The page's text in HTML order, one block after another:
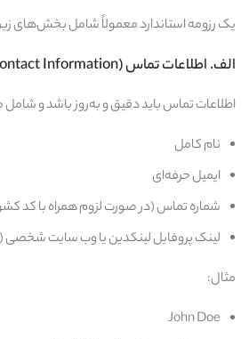
یک رزومه استاندارد معمولاً شامل بخش‌های
الف. اطلاعات تماس (Contact Information)
اطلاعات تماس باید دقیق و به‌روز باشد و شامل
نام کامل
ایمیل حرفه‌ای
شماره تماس (در صورت لزوم همراه با کد
لینک پروفایل لینکدین یا وب‌ سایت
مثال:
John Doe